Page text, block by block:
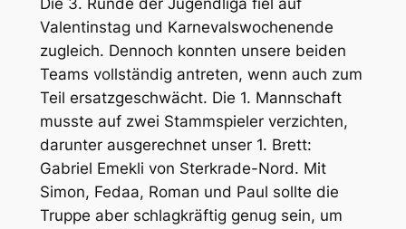
Die 3. Runde der Jugendliga fiel auf
Valentinstag und Karnevalswochenende
zugleich. Dennoch konnten unsere beiden
Teams vollständig antreten, wenn auch zum
Teil ersatzgeschwächt. Die 1. Mannschaft
musste auf zwei Stammspieler verzichten,
darunter ausgerechnet unser 1. Brett:
Gabriel Emekli von Sterkrade-Nord. Mit
Simon, Fedaa, Roman und Paul sollte die
Truppe aber schlagkräftig genug sein, um